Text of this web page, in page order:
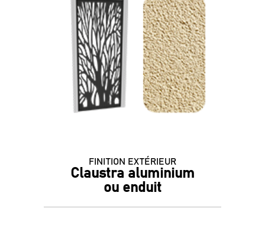
FINITION EXTÉRIEUR
Claustra aluminium
ou enduit